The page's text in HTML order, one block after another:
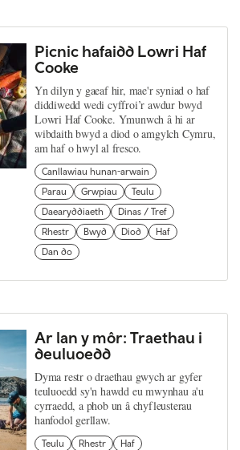
Picnic hafaidd Lowri Haf
Cooke
Yn dilyn y gaeaf hir, mae'r syniad o haf
diddiwedd wedi cyffroi’r awdur bwyd
Lowri Haf Cooke. Ymunwch â hi ar
wibdaith bwyd a diod o amgylch Cymru,
am haf o hwyl al fresco.
Canllawiau hunan-arwain
Parau
Grwpiau
Teulu
Daearyddiaeth
Dinas / Tref
Rhestr
Bwyd Diod
Haf
Dan do
Ar lan y môr: Traethau i
deuluoedd
Dyma restr o draethau gwych ar gyfer
teuluoedd sy'n hawdd eu mwynhau a'u
cyrraedd, a phob un â chyfleusterau
hanfodol gerllaw.
Teulu Rhestr
Haf